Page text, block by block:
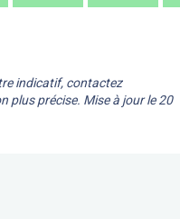
indicatif, contactez
plus précise. Mise à jour le20